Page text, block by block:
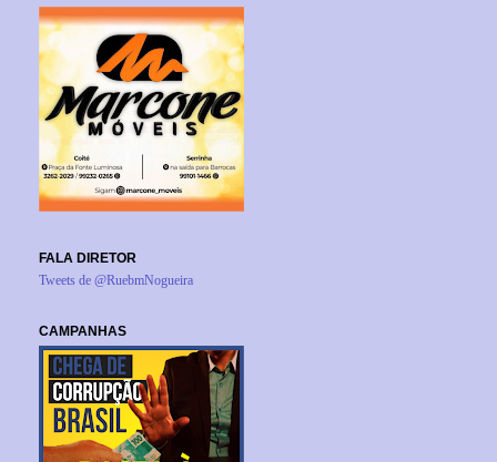
FALA DIRETOR
Tweets de @RuebmNogueira
CAMPANHAS